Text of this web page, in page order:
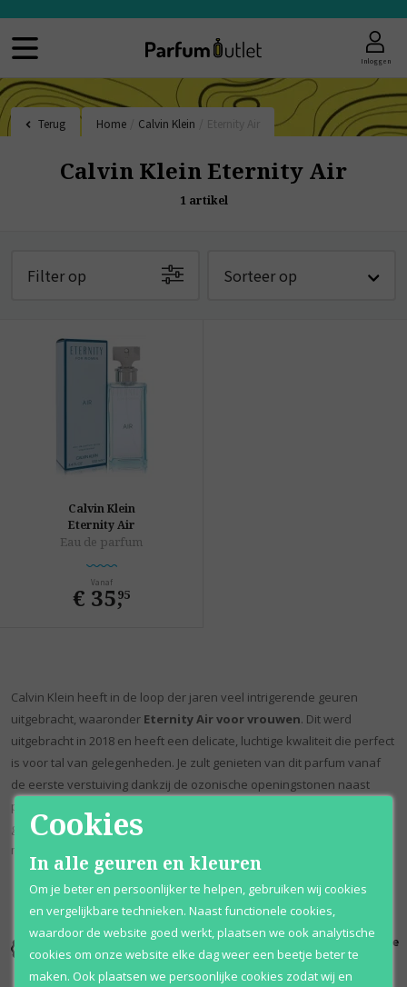
Inloggen
Terug Home Calvin Klein
Calvin Klein Eternity Air
1 artikel
Filter op Sorteer op
Calvin Klein
Eternity Air
Eau de parfum
Vanaf
€ 35,
95
Calvin Klein heeft in de loop der jaren veel intrigerende geuren
uitgebracht, waaronder Eternity Air voor vrouwen. Dit werd
uitgebracht in 2018 en heeft een delicate, luchtige kwaliteit die perfect
is voor tal van gelegenheden. Je zult genieten van dit parfum vanaf
de eerste verstuiving dankzij de ozonische openingstonen naast
pittige zwarte bes en zure grapefruit. Het hart gaat open en bevat
geuren van peer, lelietje-van-dalen en verse pioenroos. Het sluit af
met basisnoten van ambergrijs, cederhout en musk.
Kortingen
tot wel 70%
Al 12 jaar
voordelig
100% originele
parfums
Cookies
In alle geuren en kleuren
Om je beter en persoonlijker te helpen, gebruiken wij cookies
en vergelijkbare technieken. Naast functionele cookies,
waardoor de website goed werkt, plaatsen we ook analytische
cookies om onze website elke dag weer een beetje beter te
maken. Ook plaatsen we persoonlijke cookies zodat wij en